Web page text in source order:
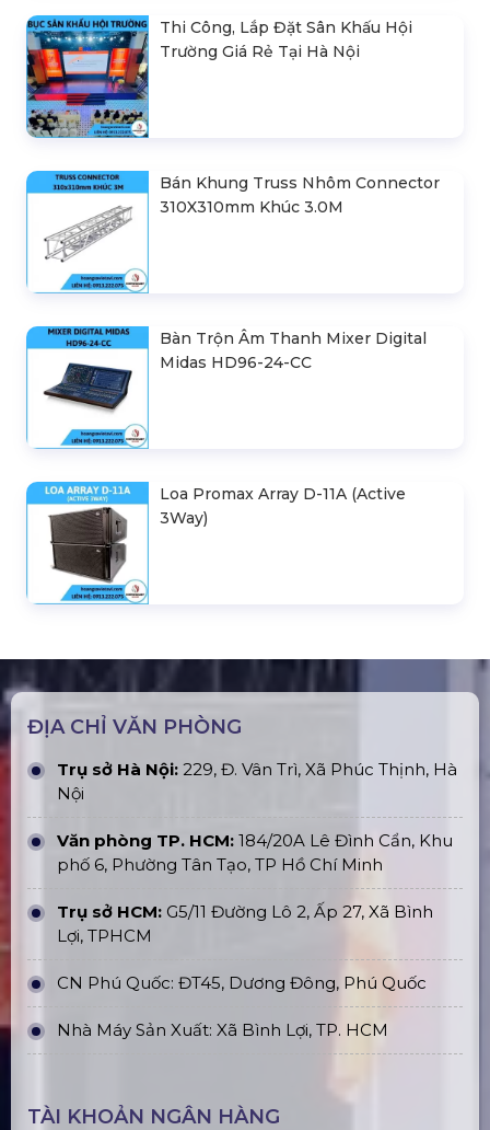
Thi Công, Lắp Đặt Sân Khấu Hội
Trường Giá Rẻ Tại Hà Nội
Bán Khung Truss Nhôm Connector
310X310mm Khúc 3.0M
Bàn Trộn Âm Thanh Mixer Digital
Midas HD96-24-CC
Loa Promax Array D-11A (Active
3Way)
ĐỊA CHỈ VĂN PHÒNG
Trụ sở Hà Nội: 229, Đ. Vân Trì, Xã Phúc Thịnh, Hà
Nội
Văn phòng TP. HCM: 184/20A Lê Đình Cẩn, Khu
phố 6, Phường Tân Tạo, TP Hồ Chí Minh
Trụ sở HCM: G5/11 Đường Lô 2, Ấp 27, Xã Bình
Lợi, TPHCM
CN Phú Quốc: ĐT45, Dương Đông, Phú Quốc
Nhà Máy Sản Xuất: Xã Bình Lợi, TP. HCM
TÀI KHOẢN NGÂN HÀNG